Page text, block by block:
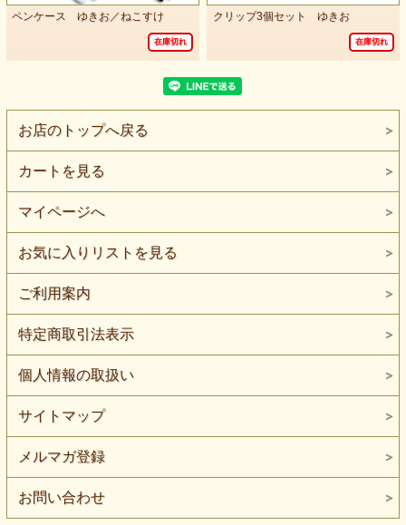
ペンケース ゆきお／ねこすけ
在庫切れ
クリップ3個セット ゆきお
在庫切れ
お店のトップへ戻る
カートを見る
マイページへ
お気に入りリストを見る
ご利用案内
特定商取引法表示
個人情報の取扱い
サイトマップ
メルマガ登録
お問い合わせ